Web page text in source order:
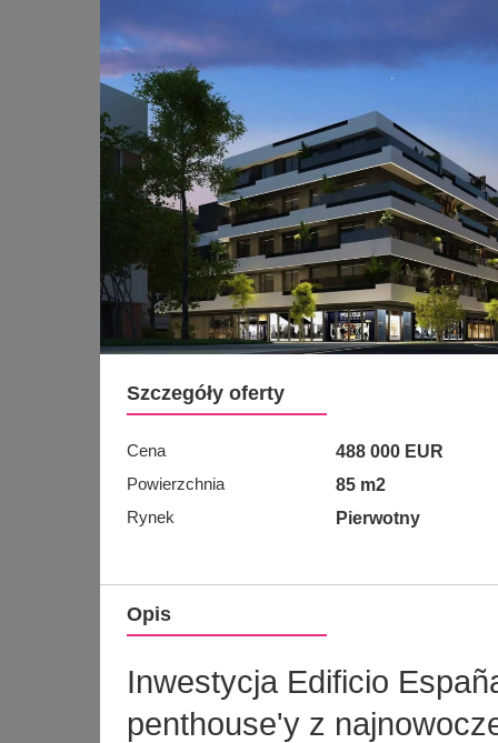
Szczegóły oferty
Cena
488 000 EUR
Powierzchnia
85 m2
Rynek
Pierwotny
Opis
Inwestycja Edificio
penthouse'y z